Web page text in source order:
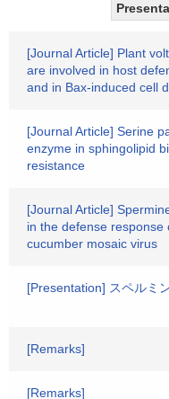
[Journal Article] Plant
are involved in host
and in Bax-induced cell
[Journal Article] Serine
enzyme in sphingolipid
resistance
[Journal Article]
in the defense response
cucumber mosaic virus
[Presentation] スペルミ
[Remarks]
[Remarks]